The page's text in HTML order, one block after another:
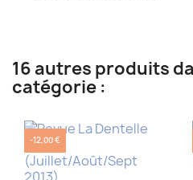
16 autres produits
catégorie :
-12,00 €